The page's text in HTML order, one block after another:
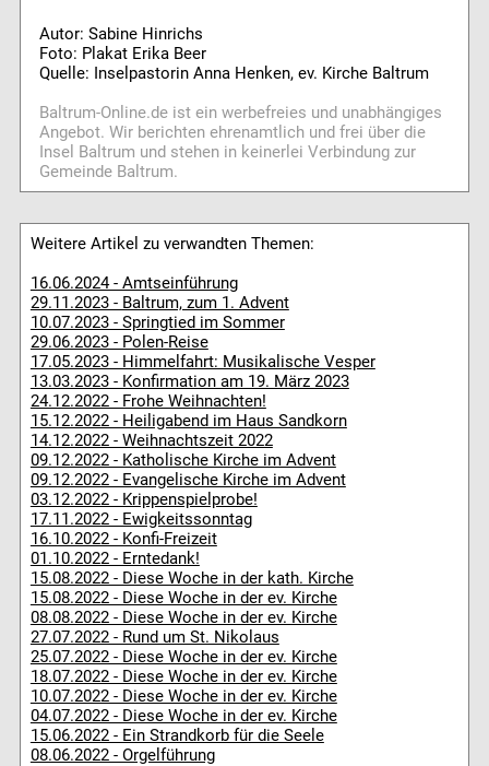
Autor: Sabine Hinrichs
Foto: Plakat Erika Beer
Quelle: Inselpastorin Anna Henken, ev. Kirche Baltrum
Baltrum-Online.de ist ein werbefreies und unabhängiges
Angebot. Wir berichten ehrenamtlich und frei über die
Insel Baltrum und stehen in keinerlei Verbindung zur
Gemeinde Baltrum.
Weitere Artikel zu verwandten Themen:
16.06.2024 - Amtseinführung
29.11.2023 - Baltrum, zum 1. Advent
10.07.2023 - Springtied im Sommer
29.06.2023 - Polen-Reise
17.05.2023 - Himmelfahrt: Musikalische Vesper
13.03.2023 - Konfirmation am 19. März 2023
24.12.2022 - Frohe Weihnachten!
15.12.2022 - Heiligabend im Haus Sandkorn
14.12.2022 - Weihnachtszeit 2022
09.12.2022 - Katholische Kirche im Advent
09.12.2022 - Evangelische Kirche im Advent
03.12.2022 - Krippenspielprobe!
17.11.2022 - Ewigkeitssonntag
16.10.2022 - Konfi-Freizeit
01.10.2022 - Erntedank!
15.08.2022 - Diese Woche in der kath. Kirche
15.08.2022 - Diese Woche in der ev. Kirche
08.08.2022 - Diese Woche in der ev. Kirche
27.07.2022 - Rund um St. Nikolaus
25.07.2022 - Diese Woche in der ev. Kirche
18.07.2022 - Diese Woche in der ev. Kirche
10.07.2022 - Diese Woche in der ev. Kirche
04.07.2022 - Diese Woche in der ev. Kirche
15.06.2022 - Ein Strandkorb für die Seele
08.06.2022 - Orgelführung